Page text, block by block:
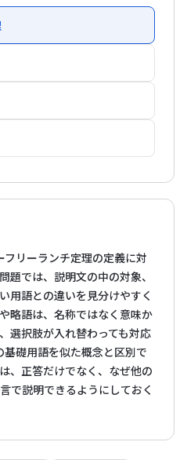
リーランチ定理の定義に対
題では、説明文の中の対象、
用語との違いを見分けやすく
略語は、名称ではなく意味か
選択肢が入れ替わっても対応
礎用語を似た概念と区別で
、正答だけでなく、なぜ他の
で説明できるようにしておく